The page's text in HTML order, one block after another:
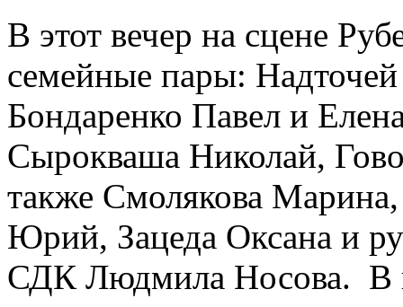
В этот вечер на сцене
семейные пары:
Бондаренко Павел и
Сырокваша Николай,
также Смолякова
Юрий, Зацеда Оксана и
СДК Людмила Носова. В